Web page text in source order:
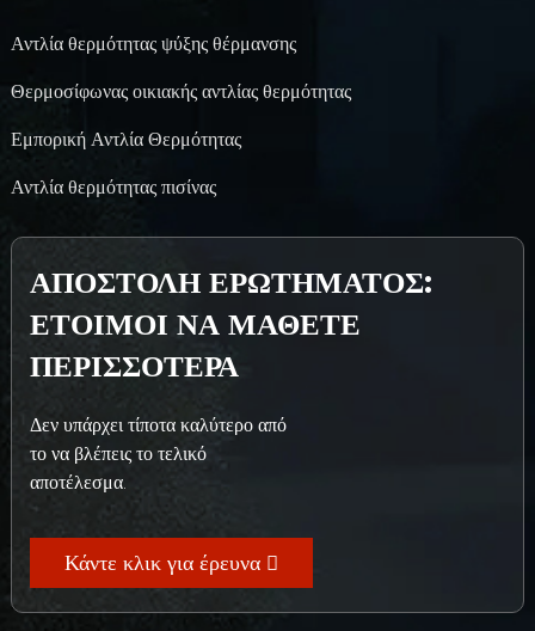
Αντλία θερμότητας ψύξης θέρμανσης
Θερμοσίφωνας οικιακής αντλίας θερμότητας
Εμπορική Αντλία Θερμότητας
Αντλία θερμότητας πισίνας
ΑΠΟΣΤΟΛΉ ΕΡΩΤΉΜΑΤΟΣ:
ΈΤΟΙΜΟΙ ΝΑ ΜΆΘΕΤΕ
ΠΕΡΙΣΣΌΤΕΡΑ
Δεν υπάρχει τίποτα καλύτερο από
το να βλέπεις το τελικό
αποτέλεσμα.
Κάντε κλικ για έρευνα